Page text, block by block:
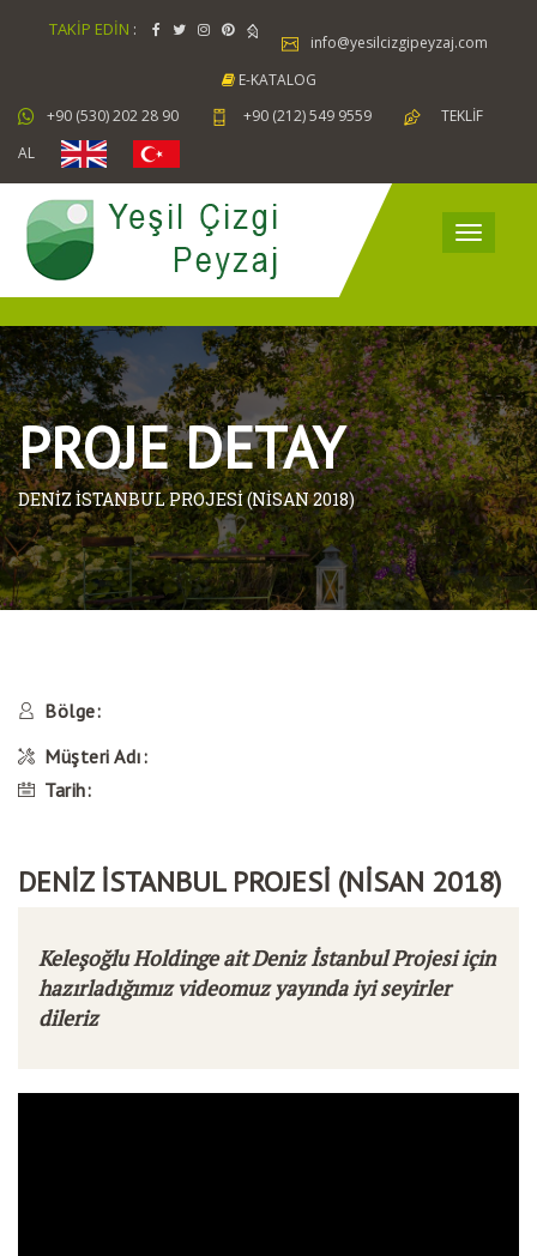
TAKİP EDİN :
info@yesilcizgipeyzaj.com
E-KATALOG
+90 (530) 202 28 90
+90 (212) 549 9559
TEKLİF
AL
PROJE DETAY
DENİZ İSTANBUL PROJESİ (NİSAN 2018)
Bölge:
Müşteri Adı:
Tarih:
DENİZ İSTANBUL PROJESİ (NİSAN 2018)
Keleşoğlu Holdinge ait Deniz İstanbul Projesi için
hazırladığımız videomuz yayında iyi seyirler
dileriz